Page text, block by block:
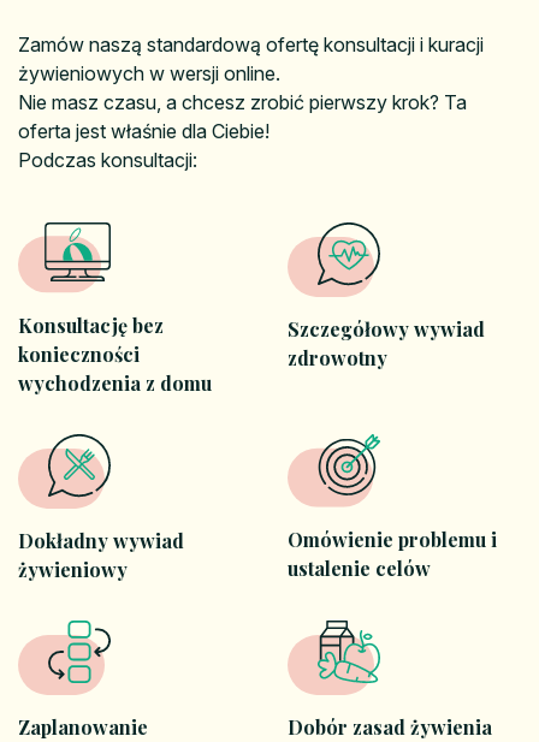
Zamów naszą standardową ofertę konsultacji i kuracji
żywieniowych w wersji online.
Nie masz czasu, a chcesz zrobić pierwszy krok? Ta
oferta jest właśnie dla Ciebie!
Podczas konsultacji:
Konsultację bez
konieczności
wychodzenia z domu
Szczegółowy wywiad
zdrowotny
Dokładny wywiad
żywieniowy
Omówienie problemu i
ustalenie celów
Zaplanowanie
Dobór zasad żywienia